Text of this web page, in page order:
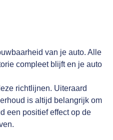
van je auto. Alle
compleet blijft en je auto
richtlijnen. Uiteraard
is altijd belangrijk om
een positief effect op de